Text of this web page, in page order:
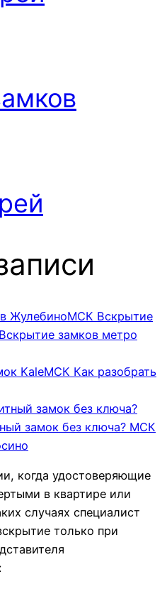
МСК Вскрытие
замков метро
МСК Как разобрать
замок без ключа? МСК
когда удостоверяющие
в квартире или
случаях специалист
только при